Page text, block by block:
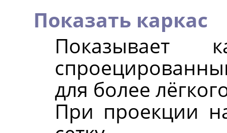
Показать каркас
Показывает
для более
При проекции